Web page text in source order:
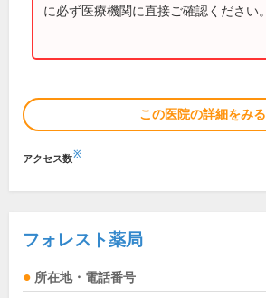
に必ず医療機関に直接ご確認ください。
この医院の詳細をみる
アクセス数※
フォレスト薬局
所在地・電話番号